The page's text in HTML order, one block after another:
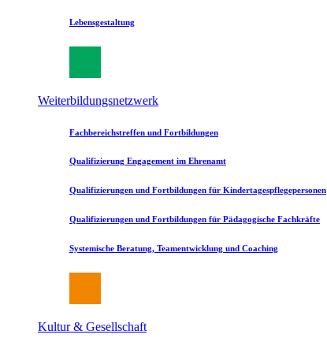
Lebensgestaltung
Weiterbildungsnetzwerk
Fachbereichstreffen und Fortbildungen
Qualifizierung Engagement im Ehrenamt
Qualifizierungen und Fortbildungen für Kindertagespflegepersonen
Qualifizierungen und Fortbildungen für Pädagogische Fachkräfte
Systemische Beratung, Teamentwicklung und Coaching
Kultur & Gesellschaft